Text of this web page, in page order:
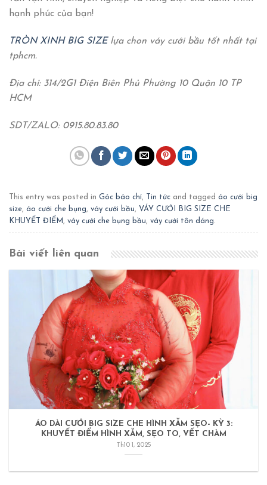
hạnh phúc của bạn!
TRÒN XINH BIG SIZE lựa chon váy cưới bầu tốt nhất tại
tphcm.
Địa chỉ: 314/2G1 Điện Biên Phủ Phường 10 Quận 10 TP
HCM
SDT/ZALO: 0915.80.83.80
This entry was posted in Góc báo chí, Tin tức and tagged áo cưới big
size, áo cưới che bụng, váy cưới bầu, VÁY CƯỚI BIG SIZE CHE
KHUYẾT ĐIỂM , váy cưới che bụng bầu, váy cưới tôn dáng.
Bài viết liên quan
ÁO DÀI CƯỚI BIG SIZE CHE HÌNH XĂM SẸO- KỲ 3:
KHUYẾT ĐIỂM HÌNH XĂM, SẸO TO, VẾT CHÀM
Th10 1, 2025